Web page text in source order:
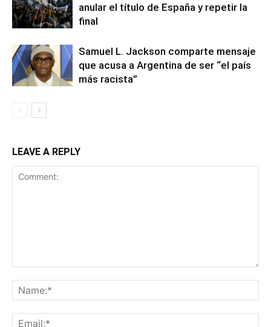
anular el título de España y repetir la
final
Samuel L. Jackson comparte mensaje
que acusa a Argentina de ser “el país
más racista”
LEAVE A REPLY